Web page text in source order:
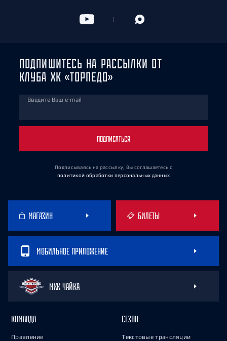
ПОДПИШИТЕСЬ НА РАССЫЛКИ ОТ
КЛУБА ХК «ТОРПЕДО»
Введите Ваш e-mail
ПОДПИСАТЬСЯ
Подписываясь на рассылку, Вы соглашаетесь с
политикой обработки персональных данных
МАГАЗИН БИЛЕТЫ
МОБИЛЬНОЕ ПРИЛОЖЕНИЕ
МХК ЧАЙКА
КОМАНДА
Правление
СЕЗОН
Текстовые трансляции